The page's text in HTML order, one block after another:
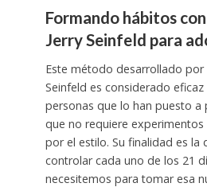
Formando hábitos
Jerry Seinfeld para
Este método desarrollado por
Seinfeld es considerado
personas que lo han puesto a
que no requiere
por el estilo. Su finalidad es la
controlar cada uno de los 21
necesitemos para tomar esa